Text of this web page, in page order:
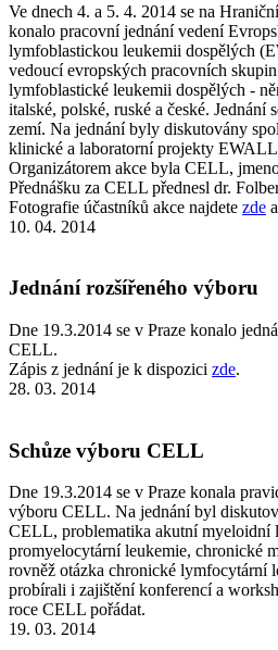
Ve dnech 4. a 5. 4. 2014 se na
konalo pracovní jednání vedení
lymfoblastickou leukemii dospělých
vedoucí evropských pracovních
lymfoblastické leukemii dospělých -
italské, polské, ruské a české. Jednání
zemí. Na jednání byly diskutovány
klinické a laboratorní projekty
Organizátorem akce byla CELL,
Přednášku za CELL přednesl dr.
Fotografie účastníků akce najdete zde a
10. 04. 2014
Jednání rozšířeného výboru
Dne 19.3.2014 se v Praze konalo
CELL.
Zápis z jednání je k dispozici zde.
28. 03. 2014
Schůze výboru CELL
Dne 19.3.2014 se v Praze konala
výboru CELL. Na jednání byl
CELL, problematika akutní myeloidní
promyelocytární leukemie, chronické
rovněž otázka chronické lymfocytární
probírali i zajištění konferencí a
roce CELL pořádat.
19. 03. 2014